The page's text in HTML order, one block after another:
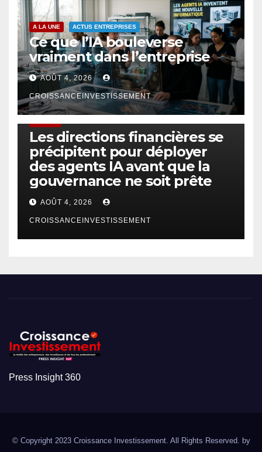
A LA UNE ACTUS ENTREPRISES
Ce que l’IA bouleverse
vraiment dans l’entreprise
AOÛT 4, 2026
CROISSANCEINVESTISSEMENT
Les directions financières se
précipitent pour déployer
des agents IA avant que la
gouvernance ne soit prête
AOÛT 4, 2026
CROISSANCEINVESTISSEMENT
Press Insight 360
© Copyright 2023 Croissance Investissement. All Rights Reserved. by